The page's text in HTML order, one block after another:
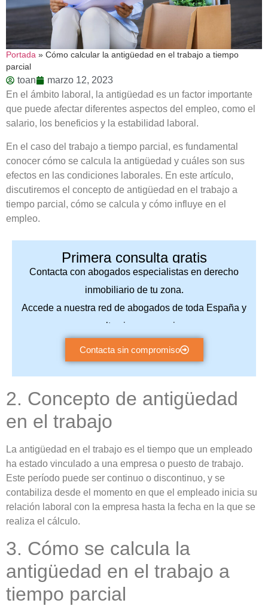
Portada » Cómo calcular la antigüedad en el trabajo a tiempo
parcial
toan
marzo 12, 2023
En el ámbito laboral, la antigüedad es un factor importante
que puede afectar diferentes aspectos del empleo, como el
salario, los beneficios y la estabilidad laboral.
En el caso del trabajo a tiempo parcial, es fundamental
conocer cómo se calcula la antigüedad y cuáles son sus
efectos en las condiciones laborales. En este artículo,
discutiremos el concepto de antigüedad en el trabajo a
tiempo parcial, cómo se calcula y cómo influye en el
empleo.
Primera consulta gratis
Contacta con abogados especialistas en derecho
inmobiliario de tu zona.
Accede a nuestra red de abogados de toda España y
consulta sin compromiso.
Contacta sin compromiso
2. Concepto de antigüedad
en el trabajo
La antigüedad en el trabajo es el tiempo que un empleado
ha estado vinculado a una empresa o puesto de trabajo.
Este período puede ser continuo o discontinuo, y se
contabiliza desde el momento en que el empleado inicia su
relación laboral con la empresa hasta la fecha en la que se
realiza el cálculo.
3. Cómo se calcula la
antigüedad en el trabajo a
tiempo parcial